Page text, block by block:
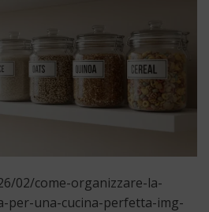
02/come-organizzare-la-
per-una-cucina-perfetta-img-